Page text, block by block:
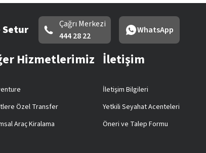
Setur
Çağrı Merkezi
444 28 22
WhatsApp
Hizmetlerimiz
Özel Transfer
Araç Kiralama
İletişim
İletişim Bilgileri
Yetkili Seyahat Acenteleri
Öneri ve Talep Formu